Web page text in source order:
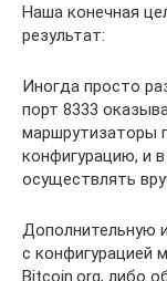
Наша конечная
результат:
Иногда просто
порт 8333
маршрутизаторы
конфигурацию, и
осуществлять
Дополнительную
с конфигурацией
Bitcoin.org, либо